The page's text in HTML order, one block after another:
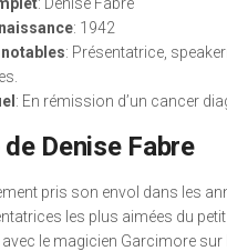
: 1942
: Présentatrice,
: En rémission d’un cancer
Denise Fabre
pris son envol dans les
les plus aimées du
le magicien Garcimore sur